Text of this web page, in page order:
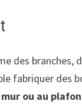
des
fabriquer des
ou au